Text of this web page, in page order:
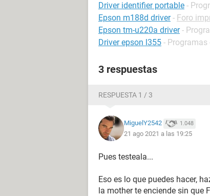
Driver identifier portable -
Epson m188d driver - Foro
Epson tm-u220a driver -
Driver epson l355 - Programas
3 respuestas
RESPUESTA 1 / 3
MiguelY2542 1.048
21 ago 2021 a las 19:25
Pues testeala...
Eso es lo que puedes hacer,
la mother te enciende sin que